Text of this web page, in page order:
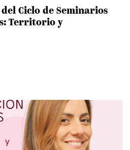
Ciclo de Seminarios
Territorio y